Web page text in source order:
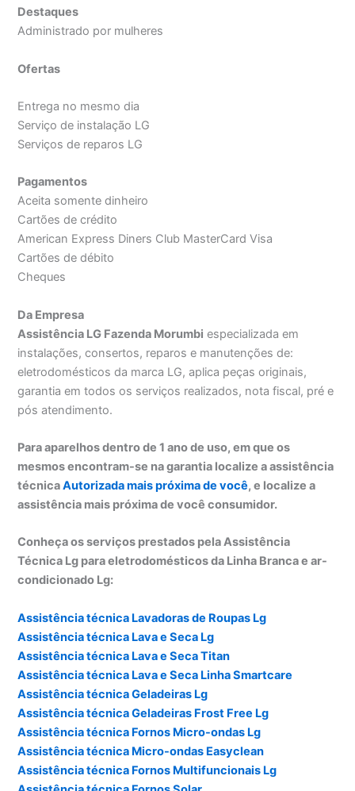
Destaques
Administrado por mulheres
Ofertas
Entrega no mesmo dia
Serviço de instalação LG
Serviços de reparos LG
Pagamentos
Aceita somente dinheiro
Cartões de crédito
American Express Diners Club MasterCard Visa
Cartões de débito
Cheques
Da Empresa
Assistência LG Fazenda Morumbi especializada em
instalações, consertos, reparos e manutenções de:
eletrodomésticos da marca LG, aplica peças originais,
garantia em todos os serviços realizados, nota fiscal, pré e
pós atendimento.
Para aparelhos dentro de 1 ano de uso, em que os
mesmos encontram-se na garantia localize a assistência
técnicaAutorizada mais próxima de você, e localize a
assistência mais próxima de você consumidor.
Conheça os serviços prestados pela Assistência
Técnica Lg para eletrodomésticos da Linha Branca e ar-
condicionado Lg:
Assistência técnica Lavadoras de Roupas Lg
Assistência técnica Lava e Seca Lg
Assistência técnica Lava e Seca Titan
Assistência técnica Lava e Seca Linha Smartcare
Assistência técnica Geladeiras Lg
Assistência técnica Geladeiras Frost Free Lg
Assistência técnica Fornos Micro-ondas Lg
Assistência técnica Micro-ondas Easyclean
Assistência técnica Fornos Multifuncionais Lg